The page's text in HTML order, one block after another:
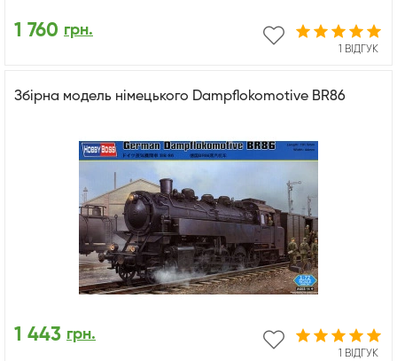
1 ВІДГУК
1 760 грн.
Збірна модель німецького Dampflokomotive BR86
1 ВІДГУК
1 443 грн.